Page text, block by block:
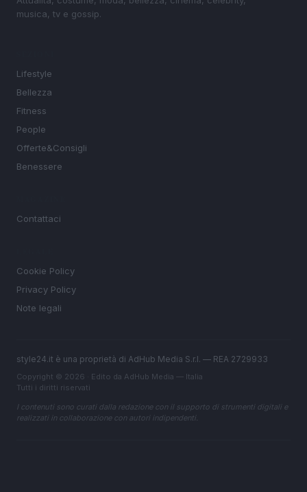
musica, tv e gossip.
Lifestyle
Bellezza
Fitness
People
Offerte&Consigli
Benessere
Contattaci
Cookie Policy
Privacy Policy
Note legali
style24.it è una proprietà di AdHub Media S.r.l. — REA 2729933
Copyright © 2026 · Edito da AdHub Media — Italia
Tutti i diritti riservati
I contenuti sono curati dalla redazione con il supporto di strumenti digitali e
realizzati in collaborazione con autori indipendenti.